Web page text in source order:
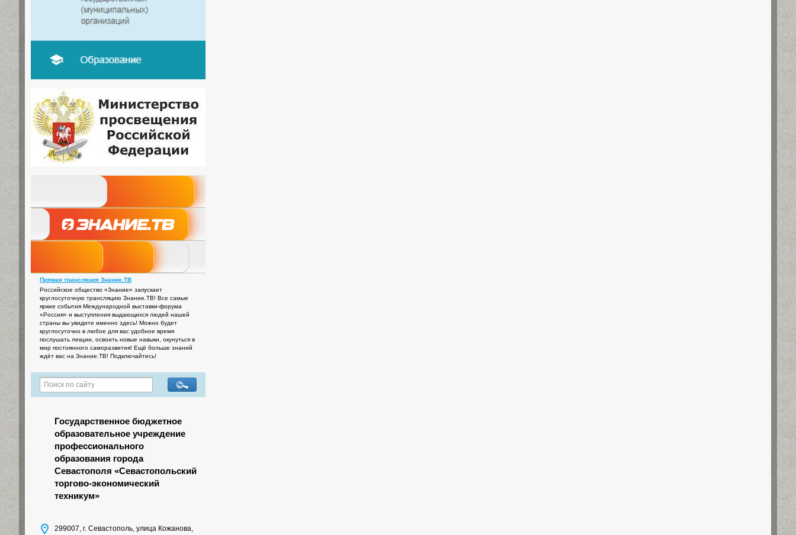
Прямая трансляция Знание.ТВ
Российское общество «Знание» запускает
круглосуточную трансляцию Знание.ТВ! Все самые
яркие события Международной выставки-форума
«Россия» и выступления выдающихся людей нашей
страны вы увидите именно здесь! Можно будет
круглосуточно в любое для вас удобное время
послушать лекции, освоить новые навыки, окунуться в
мир постоянного саморазвития! Ещё больше знаний
ждёт вас на Знание.ТВ! Подключайтесь!
Государственное бюджетное
образовательное учреждение
профессионального
образования города
Севастополя «Севастопольский
торгово-экономический
техникум»
299007, г. Севастополь, улица Кожанова,